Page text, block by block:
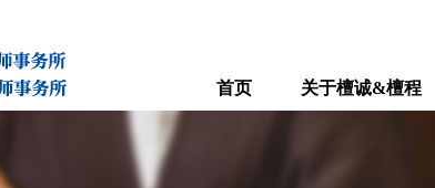
首页 关于檀诚&檀程